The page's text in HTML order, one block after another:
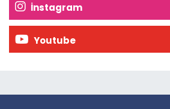
İnstagram
Youtube